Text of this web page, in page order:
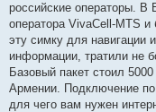
российские операторы. В
оператора VivaCell-MTS
эту симку для навигации
информации, тратили не
Базовый пакет стоил
Армении. Подключение по
для чего вам нужен